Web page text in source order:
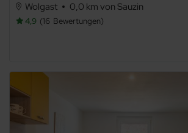
Wolgast
0,0 km von Sauzin
4,9 16 Bewertungen